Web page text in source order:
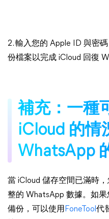
2. 輸入您的 Apple ID 與密
份檔案以完成 iCloud 回復
補充：一種
iCloud 的情
WhatsApp
當 iCloud 儲存空間已滿時
整的 WhatsApp 數據。如
備份，可以使用 FoneTool 代